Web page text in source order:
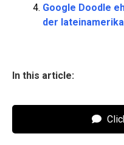
Google Doodle
der
In this article: